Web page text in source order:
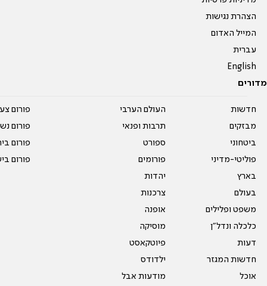
הצהרת נגישות
המייל האדום
עברית
English
מדורים
חדשות
מבזקים
ביטחוני
פוליטי-מדיני
בארץ
בעולם
משפט ופלילים
כלכלה ונדל"ן
דעות
חדשות המגזר
אוכל
העולם הערבי
תרבות ופנאי
ספורט
פורומים
יהדות
צרכנות
אופנה
מוסיקה
פיוטקאסט
ילדודס
מודעות אבל
פורום
פורום
פורום
פורום